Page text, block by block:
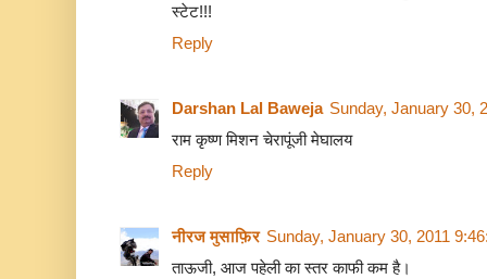
स्टेट!!!
Reply
Darshan Lal Baweja Sunday, January 30,
राम कृष्ण मिशन चेरापूंजी मेघालय
Reply
नीरज मुसाफ़िर Sunday, January 30, 2011
ताऊजी, आज पहेली का स्तर काफी कम है।